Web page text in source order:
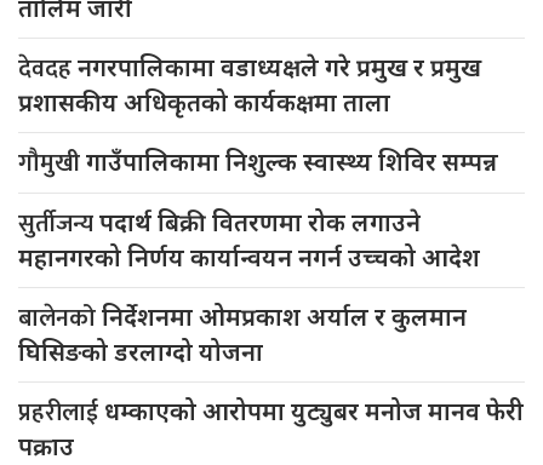
तालिम जारी
देवदहनगरपालिकामा वडाध्यक्षले गरे प्रमुख र प्रमुख
प्रशासकीय अधिकृतको कार्यकक्षमा ताला
गौमुखीगाउँपालिकामा निशुल्क स्वास्थ्य शिविर सम्पन्न
सुर्तीजन्यपदार्थ बिक्री वितरणमा रोक लगाउने
महानगरको निर्णय कार्यान्वयन नगर्न उच्चको आदेश
बालेनकोनिर्देशनमा ओमप्रकाश अर्याल र कुलमान
घिसिङको डरलाग्दो योजना
प्रहरीलाई धम्काएको आरोपमा युट्युबर मनोज मानव फेरी
पक्राउ